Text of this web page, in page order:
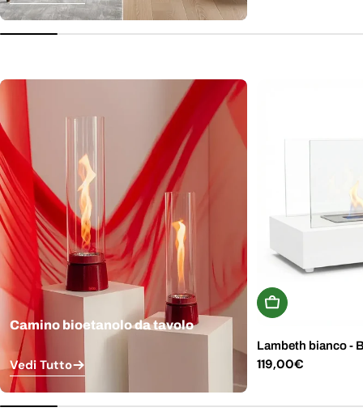
Camino bioetanolo da tavolo
Vedi Tutto
Aggiungi Al
Lambeth bianco -
Prezzo
119,00€